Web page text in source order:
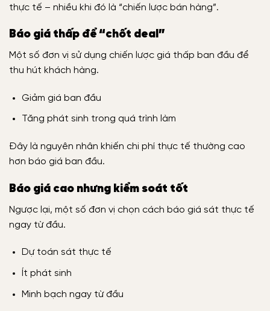
thực tế – nhiều khi đó là “chiến lược bán hàng”.
Báo giá thấp để “chốt deal”
Một số đơn vị sử dụng chiến lược giá thấp ban đầu để
thu hút khách hàng.
Giảm giá ban đầu
Tăng phát sinh trong quá trình làm
Đây là nguyên nhân khiến chi phí thực tế thường cao
hơn báo giá ban đầu.
Báo giá cao nhưng kiểm soát tốt
Ngược lại, một số đơn vị chọn cách báo giá sát thực tế
ngay từ đầu.
Dự toán sát thực tế
Ít phát sinh
Minh bạch ngay từ đầu